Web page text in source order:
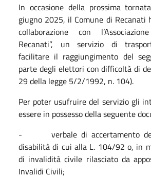
In occasione della prossima
giugno 2025, il Comune di Recanati
collaborazione con
Recanati”, un servizio di
facilitare il raggiungimento del
parte degli elettori con difficoltà di
29 della legge 5/2/1992, n. 104).
Per poter usufruire del servizio gli
essere in possesso della seguente
- verbale di accertamento
disabilità di cui alla L. 104/92 o, in
di invalidità civile rilasciato da
Invalidi Civili;